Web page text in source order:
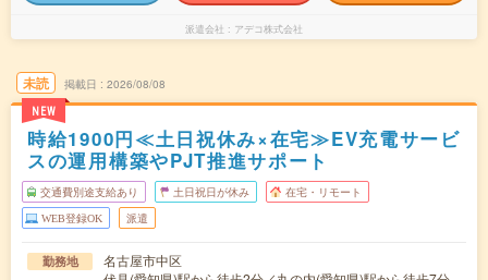
派遣会社 アデコ株式会社
未読
NEW
掲載日 2026/08/08
時給1900円≪土日祝休み×在宅≫EV充電サービ
スの運用構築やPJT推進サポート
交通費別途支給あり 土日祝日が休み 在宅・リモート
WEB登録OK 派遣
勤務地
名古屋市中区